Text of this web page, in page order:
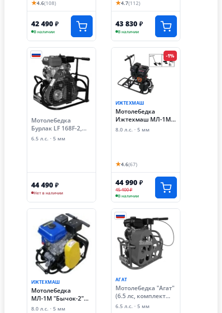
★4.6(108)
42 490 ₽
В наличии
★4.7(112)
43 830 ₽
В наличии
Мотолебедка
Бурлак LF 168F-2,
клиноременное
6.5 л.с. · 5 мм
44 490 ₽
Нет в наличии
-1%
ИЖТЕХМАШ
Мотолебедка
Ижтехмаш МЛ-1М
"Бычок-2" (8 лс, с
8.0 л.с. · 5 мм
★4.6(67)
44 990 ₽
45 400 ₽
В наличии
ИЖТЕХМАШ
Мотолебедка
МЛ-1М "Бычок-2"
8,0 л.с. НОЖНАЯ,
8.0 л.с. · 5 мм
АГАТ
Мотолебедка "Агат"
(6.5 лс, комплект
навесного
6.5 л.с. · 5 мм